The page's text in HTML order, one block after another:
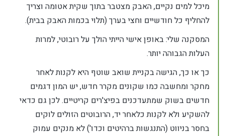
מיכל למים נקיים, האבק מצטבר בתוך שקית אטומה וצריך
להחליף כל חודשיים וחצי בערך (תלוי בכמות האבק בבית).
המסקנה שלי: באופן אישי הייתי הולך על רובוטי, למרות
העלות הגבוהה יותר.
כך או כך, הגישה בקניית שואב שוטף היא לקנות לאחר
מחקר ומחשבה כמו שקונים מקרר חדש, יש המון דגמים
חדשים בשוק שמתעדכנים בפיצ'רים קריטיים. לכן גם כדאי
להשקיע ולא לקנות כלאחר יד, הרובוטים הזולים לוקים
בחסר בניווט (התנגשות ברהיטים וכדו') לא מנקים עמוק